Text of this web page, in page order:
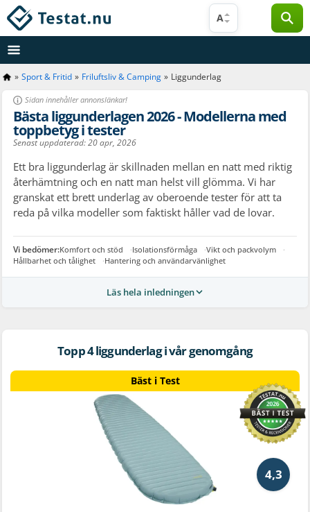
Hoppa
till
innehåll
A
» Sport & Fritid » Friluftsliv & Camping » Liggunderlag
Sidan innehåller annonslänkar!
Bästa liggunderlagen 2026 - Modellerna med
toppbetyg i tester
Senast uppdaterad:20 apr, 2026
Ett bra liggunderlag är skillnaden mellan en natt med riktig
återhämtning och en natt man helst vill glömma. Vi har
granskat ett brett underlag av oberoende tester för att ta
reda på vilka modeller som faktiskt håller vad de lovar.
Komfort och stöd Isolationsförmåga
Vikt och packvolym
Hållbarhet och tålighet
Hantering och användarvänlighet
Läs hela inledningen
Topp 4 liggunderlag i vår genomgång
Bäst i Test
4,3